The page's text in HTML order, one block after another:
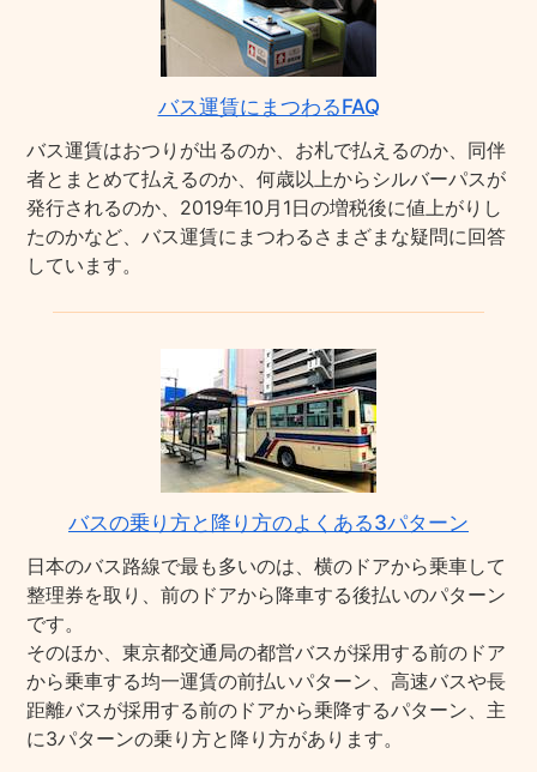
バス運賃にまつわるFAQ
バス運賃はおつりが出るのか、お札で払えるのか、同伴
者とまとめて払えるのか、何歳以上からシルバーパスが
発行されるのか、2019年10月1日の増税後に値上がりし
たのかなど、バス運賃にまつわるさまざまな疑問に回答
しています。
バスの乗り方と降り方のよくある3パターン
日本のバス路線で最も多いのは、横のドアから乗車して
整理券を取り、前のドアから降車する後払いのパターン
です。
そのほか、東京都交通局の都営バスが採用する前のドア
から乗車する均一運賃の前払いパターン、高速バスや長
距離バスが採用する前のドアから乗降するパターン、主
に3パターンの乗り方と降り方があります。